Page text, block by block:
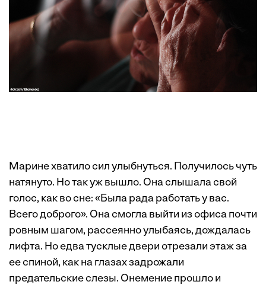
Марине хватило сил улыбнуться. Получилось чуть
натянуто. Но так уж вышло. Она слышала свой
голос, как во сне: «Была рада работать у вас.
Всего доброго». Она смогла выйти из офиса почти
ровным шагом, рассеянно улыбаясь, дождалась
лифта. Но едва тусклые двери отрезали этаж за
ее спиной, как на глазах задрожали
предательские слезы. Онемение прошло и